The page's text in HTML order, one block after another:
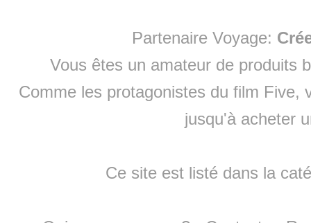
Partenaire Voyage:
Vous êtes un amateur de produits
Comme les protagonistes du film Five,
jusqu'à acheter
Ce site est listé dans la